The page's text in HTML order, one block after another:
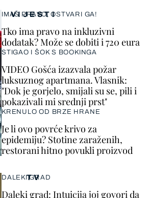
VIJESTI
IMAŠ PRAVO, OSTVARI GA!
Tko ima pravo na inkluzivni
dodatak? Može se dobiti i 720 eura
STIGAO I ŠOK S BOOKINGA
VIDEO Gošća izazvala požar
luksuznog apartmana. Vlasnik:
"Dok je gorjelo, smijali su se, pili i
pokazivali mi srednji prst"
KRENULO OD BRZE HRANE
Je li ovo povrće krivo za
epidemiju? Stotine zaraženih,
restorani hitno povukli proizvod
TV
DALEKI GRAD
Daleki grad: Intuicija joj govori da